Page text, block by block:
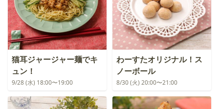
猫耳ジャージャー麺でキ
ュン！
9/28 (水) 18:00〜19:00
わーすたオリジナル！ス
ノーボール
8/30 (火) 20:00〜21:00